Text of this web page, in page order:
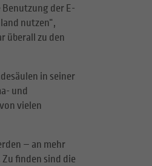
der E-
nutzen“,
überall zu den
in seiner
und
vielen
– an mehr
finden sind die